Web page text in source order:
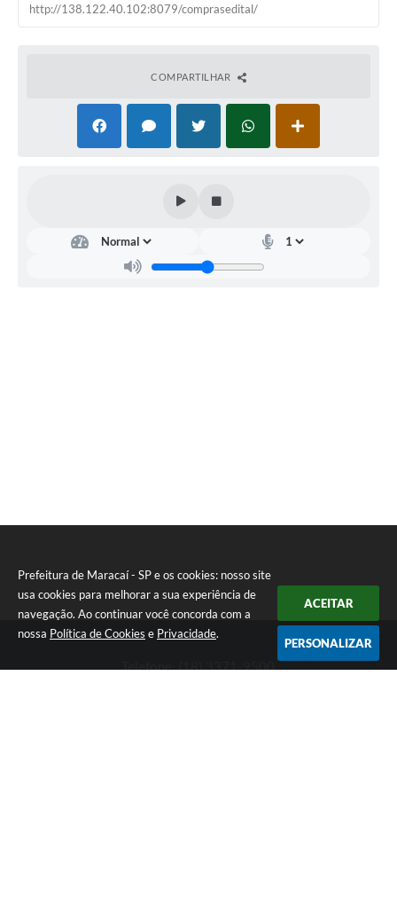
Prefeitura de Maracaí - SP e os cookies: nosso site
usa cookies para melhorar a sua experiência de
navegação. Ao continuar você concorda com a
nossa Política de Cookies e Privacidade.
ACEITAR
PERSONALIZAR
http://138.122.40.102:8079/comprasedital/
COMPARTILHAR
Telefone: (18) 3371-9500